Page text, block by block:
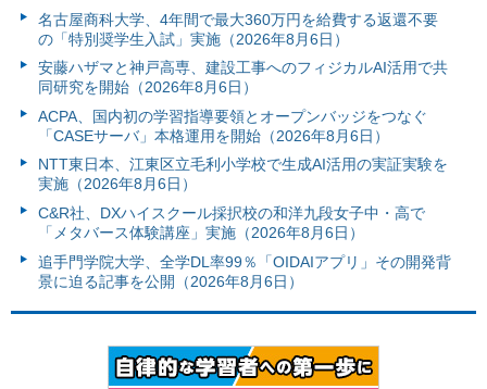
名古屋商科大学、4年間で最大360万円を給費する返還不要
の「特別奨学生入試」実施（2026年8月6日）
安藤ハザマと神戸高専、建設工事へのフィジカルAI活用で共
同研究を開始（2026年8月6日）
ACPA、国内初の学習指導要領とオープンバッジをつなぐ
「CASEサーバ」本格運用を開始（2026年8月6日）
NTT東日本、江東区立毛利小学校で生成AI活用の実証実験を
実施（2026年8月6日）
C&R社、DXハイスクール採択校の和洋九段女子中・高で
「メタバース体験講座」実施（2026年8月6日）
追手門学院大学、全学DL率99％「OIDAIアプリ」その開発背
景に迫る記事を公開（2026年8月6日）